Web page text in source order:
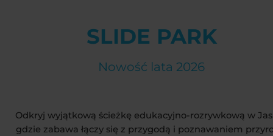
SLIDE PARK
Nowość lata 2026
Odkryj wyjątkową ścieżkę edukacyjno-rozrywkową w
gdzie zabawa łączy się z przygodą i poznawaniem